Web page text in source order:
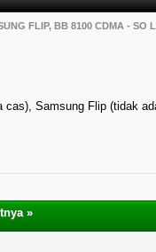
FLIP, BB 8100 CDMA - SO
cas), Samsung Flip (tidak
»